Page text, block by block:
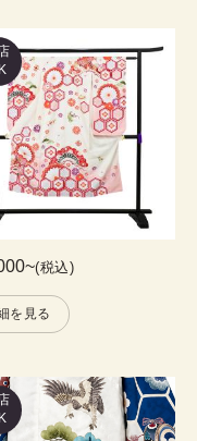
~(税込)
を見る